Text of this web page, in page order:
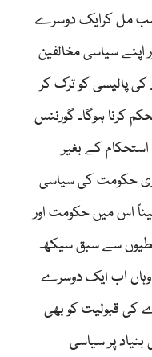
مل کرایک دوسرے
سیاسی مخالفین
پالیسی کو ترک کر
کرنا ہوگا۔ گورننس
کے بغیر
حکومت کی سیاسی
اس میں حکومت اور
سے سبق سیکھ
اب ایک دوسرے
قبولیت کو بھی
پر سیاسی